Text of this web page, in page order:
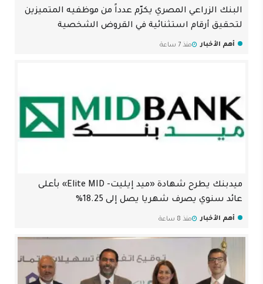
البنك الزراعي المصري يكرّم عدداً من موظفيه المتميزين
لتحقيق أرقام استثنائية في القروض الشخصية
أهم الأخبار منذ 7 ساعة
ميدبنك يطرح شهادة «ميد إيليت- Elite MID» بأعلى
عائد سنوي يصرف شهريا يصل إلى 18.25%
أهم الأخبار منذ 8 ساعة